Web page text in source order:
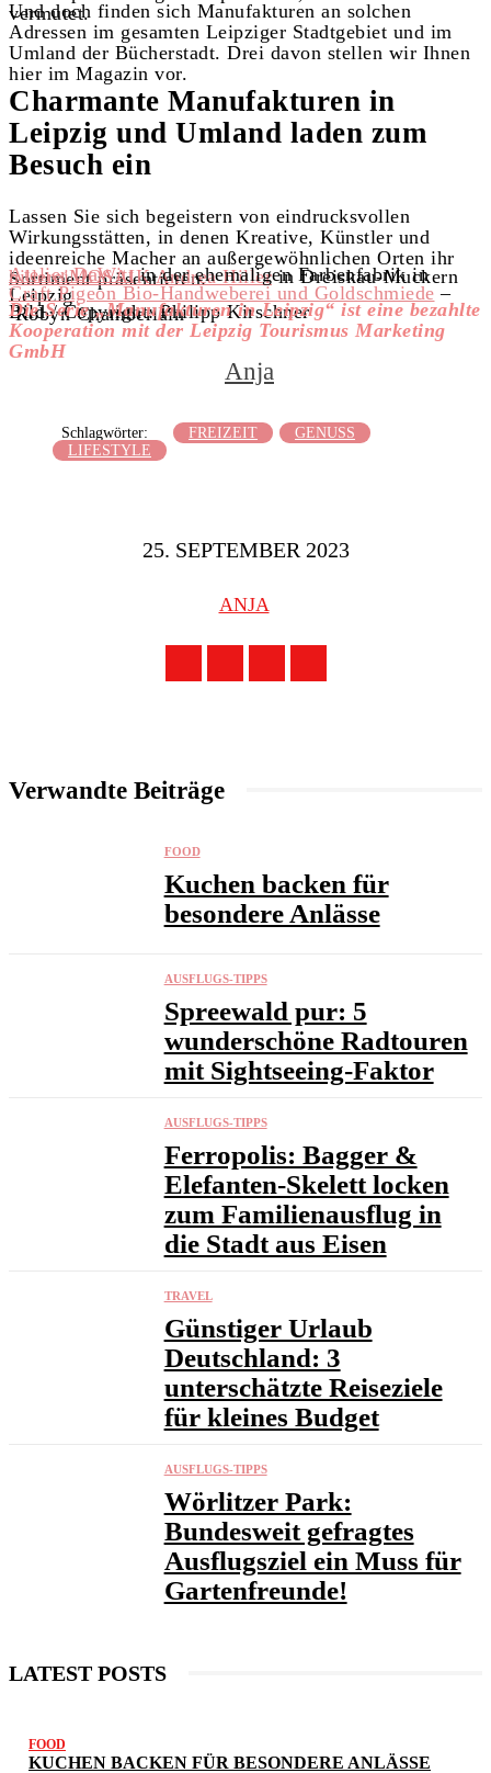
vermutet.
Und doch finden sich Manufakturen an solchen
Adressen im gesamten Leipziger Stadtgebiet und im
Umland der Bücherstadt. Drei davon stellen wir Ihnen
hier im Magazin vor.
Charmante Manufakturen in
Leipzig und Umland laden zum
Besuch ein
Lassen Sie sich begeistern von eindrucksvollen
Wirkungsstätten, in denen Kreative, Künstler und
ideenreiche Macher an außergewöhnlichen Orten ihr
Sortiment präsentieren:
hillereiMOSAIK Andrea Hillerin Dreiskau-Muckern
Atelier DaWittin der ehemaligen Farbenfabrik in
Leipzig
Craft Pigeon Bio-Handweberei und Goldschmiede –
Robyn Chamberlain
Bild / Copyright: Philipp Kirschner
Die Serie „Manufakturen in Leipzig“ ist eine bezahlte
Kooperation mit der Leipzig Tourismus Marketing
GmbH
Anja
Schlagwörter: FREIZEIT
GENUSS
LIFESTYLE
25. SEPTEMBER 2023
ANJA
Verwandte Beiträge
FOOD
Kuchen backen für
besondere Anlässe
AUSFLUGS-TIPPS
Spreewald pur: 5
wunderschöne Radtouren
mit Sightseeing-Faktor
AUSFLUGS-TIPPS
Ferropolis: Bagger &
Elefanten-Skelett locken
zum Familienausflug in
die Stadt aus Eisen
TRAVEL
Günstiger Urlaub
Deutschland: 3
unterschätzte Reiseziele
für kleines Budget
AUSFLUGS-TIPPS
Wörlitzer Park:
Bundesweit gefragtes
Ausflugsziel ein Muss für
Gartenfreunde!
LATEST POSTS
FOOD
KUCHEN BACKEN FÜR BESONDERE ANLÄSSE